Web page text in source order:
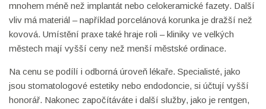
mnohem méně než implantát nebo celokeramické fazety. Další
vliv má materiál – například porcelánová korunka je dražší než
kovová. Umístění praxe také hraje roli – kliniky ve velkých
městech mají vyšší ceny než menší městské ordinace.
Na cenu se podílí i odborná úroveň lékaře. Specialisté, jako
jsou stomatologové estetiky nebo endodoncie, si účtují vyšší
honorář. Nakonec započítáváte i další služby, jako je rentgen,